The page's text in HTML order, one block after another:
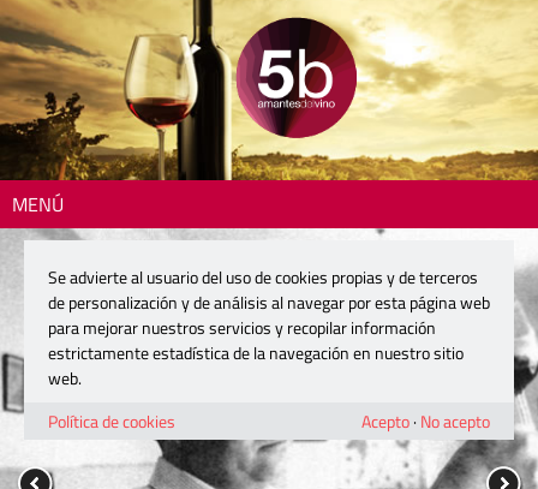
MENÚ
Se advierte al usuario del uso de cookies propias y de terceros
de personalización y de análisis al navegar por esta página web
para mejorar nuestros servicios y recopilar información
estrictamente estadística de la navegación en nuestro sitio
web.
Política de cookies
Acepto· No acepto